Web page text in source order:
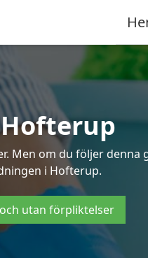
Men om du följer
i Hofterup.
utan förpliktelser